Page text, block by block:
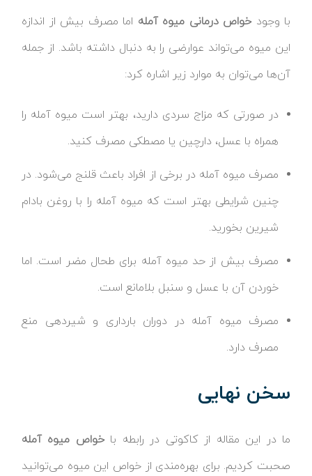
با وجودخواص درمانی میوه آمله اما مصرف بیش از اندازه
این میوه می‌تواند عوارضی را به دنبال داشته باشد. از جمله
آن‌ها می‌توان به موارد زیر اشاره کرد:
در صورتی که مزاج سردی دارید، بهتر است میوه آمله را
همراه با عسل، دارچین یا مصطکی مصرف کنید.
مصرف میوه آمله در برخی از افراد باعث قلنج می‌شود. در
چنین شرایطی بهتر است که میوه آمله را با روغن بادام
شیرین بخورید.
مصرف بیش از حد میوه آمله برای طحال مضر است. اما
خوردن آن با عسل و سنبل بلامانع است.
مصرف میوه آمله در دوران بارداری و شیردهی منع
مصرف دارد.
سخن نهایی
ما در این مقاله از کاکوتی در رابطه باخواص میوه آمله
صحبت کردیم. برای بهره‌مندی از خواص این میوه می‌توانید